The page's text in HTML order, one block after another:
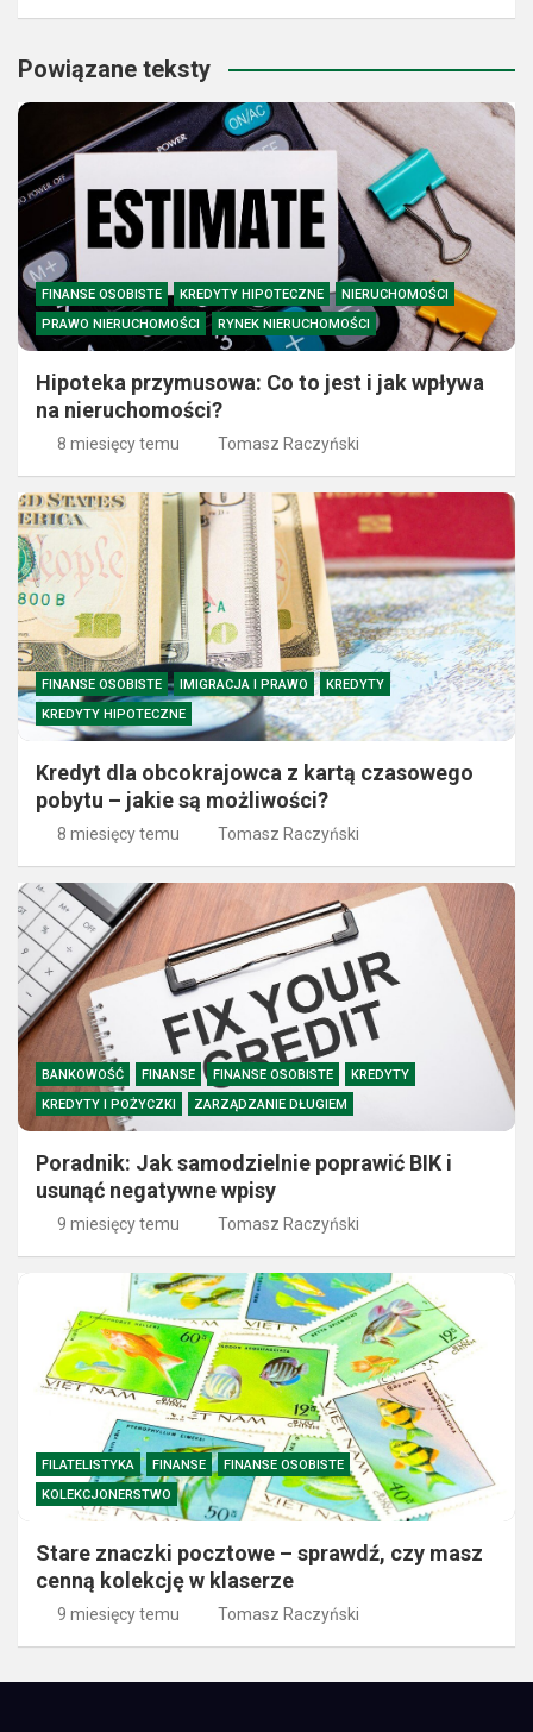
Powiązane teksty
FINANSE OSOBISTE KREDYTY HIPOTECZNE
NIERUCHOMOŚCI
PRAWO NIERUCHOMOŚCI
RYNEK NIERUCHOMOŚCI
Hipoteka przymusowa: Co to jest i jak wpływa
na nieruchomości?
8 miesięcy temu Tomasz Raczyński
FINANSE OSOBISTE IMIGRACJA I PRAWO
KREDYTY
KREDYTY HIPOTECZNE
Kredyt dla obcokrajowca z kartą czasowego
pobytu – jakie są możliwości?
8 miesięcy temu Tomasz Raczyński
BANKOWOŚĆ FINANSE FINANSE OSOBISTE
KREDYTY
KREDYTY I POŻYCZKI
ZARZĄDZANIE DŁUGIEM
Poradnik: Jak samodzielnie poprawić BIK i
usunąć negatywne wpisy
9 miesięcy temu Tomasz Raczyński
FILATELISTYKA FINANSE
FINANSE OSOBISTE
KOLEKCJONERSTWO
Stare znaczki pocztowe – sprawdź, czy masz
cenną kolekcję w klaserze
9 miesięcy temu Tomasz Raczyński